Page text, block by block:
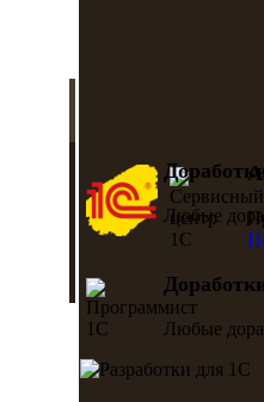
Любые
Любые